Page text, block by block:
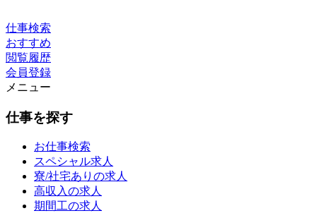
仕事検索
おすすめ
閲覧履歴
会員登録
メニュー
仕事を探す
お仕事検索
スペシャル求人
寮/社宅ありの求人
高収入の求人
期間工の求人